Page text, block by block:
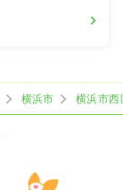
横浜市
横浜市西